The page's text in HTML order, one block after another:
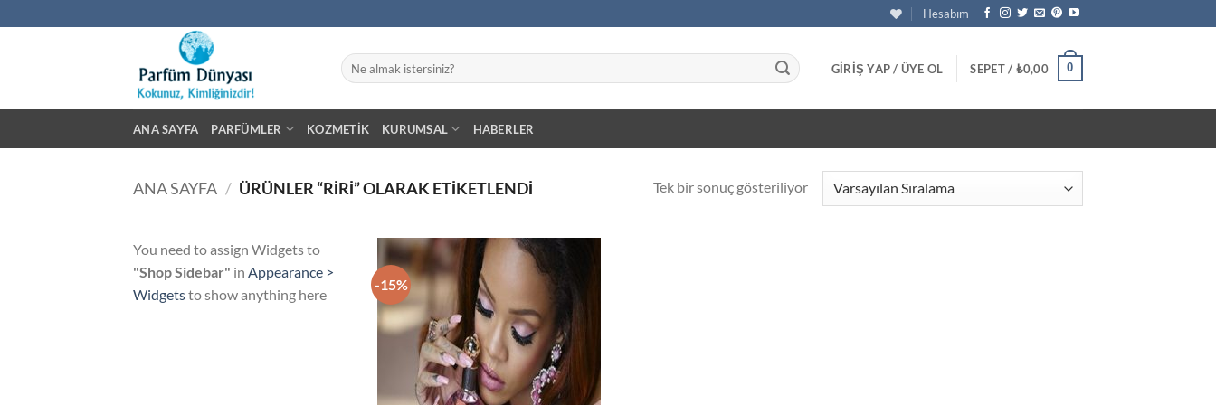
atla
Hesabım
Ara:
GIRIŞ YAP / ÜYE OL SEPET / ₺0,00 0
ANA SAYFA PARFÜMLER KOZMETIK KURUMSAL HABERLER
ANA SAYFA / ÜRÜNLER “RIRI” OLARAK ETIKETLENDI Tek bir sonuç gösteriliyor
You need to assign Widgets to
"Shop Sidebar" in Appearance >
Widgetsto show anything here
-15%